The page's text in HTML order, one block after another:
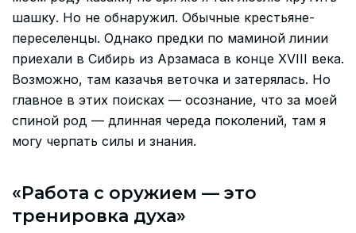
шашку. Но не обнаружил. Обычные крестьяне-
переселенцы. Однако предки по маминой линии
приехали в Сибирь из Арзамаса в конце XVIII века.
Возможно, там казачья веточка и затерялась. Но
главное в этих поисках — осознание, что за моей
спиной род — длинная череда поколений, там я
могу черпать силы и знания.
«Работа с оружием — это
тренировка духа»